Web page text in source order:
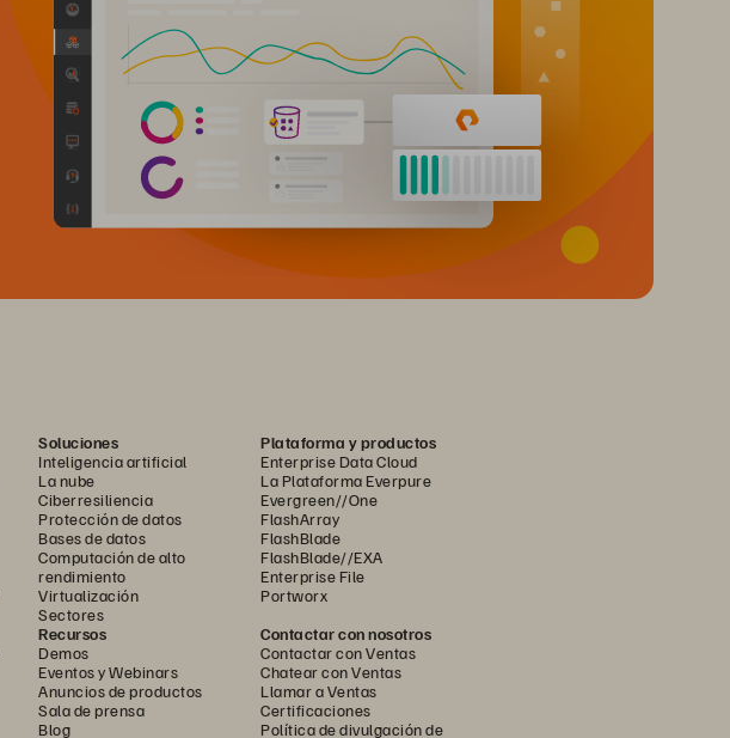
Soluciones
Inteligencia artificial
La nube
Ciberresiliencia
Protección de datos
Bases de datos
Computación de alto
rendimiento
Virtualización
Sectores
Plataforma y productos
Enterprise Data Cloud
La Plataforma Everpure
Evergreen//One
FlashArray
FlashBlade
FlashBlade//EXA
Enterprise File
Portworx
Recursos
Demos
Eventos y Webinars
Anuncios de productos
Sala de prensa
Blog
Contactar con nosotros
Contactar con Ventas
Chatear con Ventas
Llamar a Ventas
Certificaciones
Política de divulgación de